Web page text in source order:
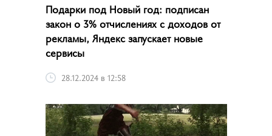
Подарки под Новый год: подписан
закон о 3% отчислениях с доходов от
рекламы, Яндекс запускает новые
сервисы
28.12.2024 в 12:58